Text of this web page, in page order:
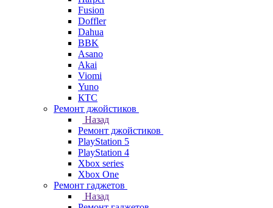
Fusion
Doffler
Dahua
BBK
Asano
Akai
Viomi
Yuno
КТС
Ремонт джойстиков
Назад
Ремонт джойстиков
PlayStation 5
PlayStation 4
Xbox series
Xbox One
Ремонт гаджетов
Назад